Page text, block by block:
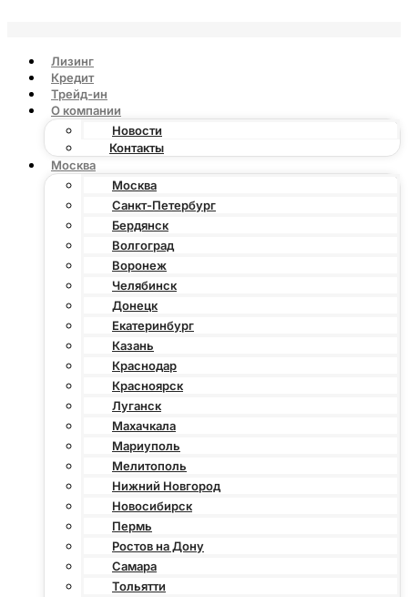
Лизинг
Кредит
Трейд-ин
О компании
Новости
Контакты
Москва
Москва
Санкт-Петербург
Бердянск
Волгоград
Воронеж
Челябинск
Донецк
Екатеринбург
Казань
Краснодар
Красноярск
Луганск
Махачкала
Мариуполь
Мелитополь
Нижний Новгород
Новосибирск
Пермь
Ростов на Дону
Самара
Тольятти